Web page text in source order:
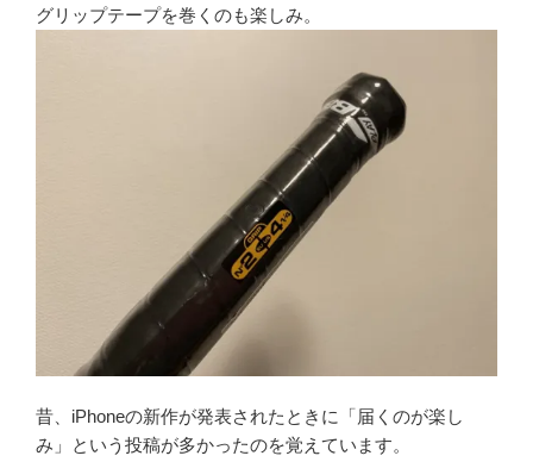
グリップテープを巻くのも楽しみ。
昔、iPhoneの新作が発表されたときに「届くのが楽し
み」という投稿が多かったのを覚えています。